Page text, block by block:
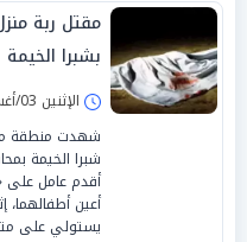
مقتل ربة
بشبرا الخيمة
الإثنين 03/أغسطس/2026 - 05:58 م
شهدت منطقة
شبرا الخيمة
أقدم عامل على
أعين أطفالهما،
يستولي على